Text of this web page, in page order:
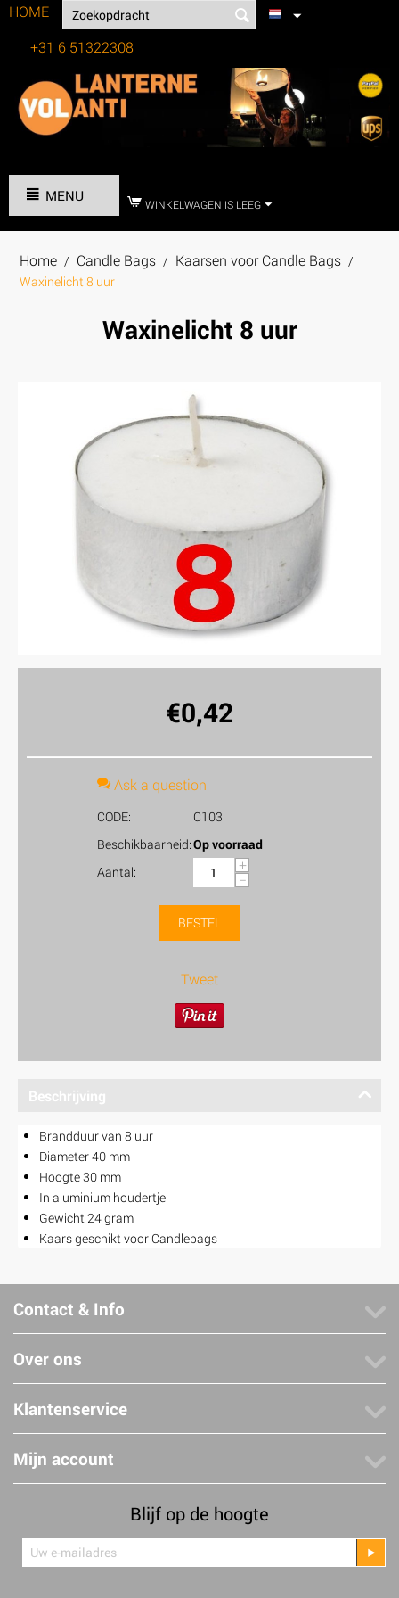
HOME
+31 6 51322308
MENU WINKELWAGEN IS LEEG
Home / Candle Bags / Kaarsen voor Candle Bags /
Waxinelicht 8 uur
Waxinelicht 8 uur
€0,42
Ask a question
CODE:
C103
Beschikbaarheid:Op voorraad
Aantal:
+
−
BESTEL
Tweet
Beschrijving
Brandduur van 8 uur
Diameter 40 mm
Hoogte 30 mm
In aluminium houdertje
Gewicht 24 gram
Kaars geschikt voor Candlebags
Contact & Info
Over ons
Klantenservice
Mijn account
Blijf op de hoogte